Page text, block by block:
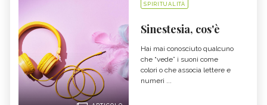
SPIRITUALITÀ
Sinestesia, cos'è
Hai mai conosciuto qualcuno
che “vede” i suoni come
colori o che associa lettere e
numeri ...